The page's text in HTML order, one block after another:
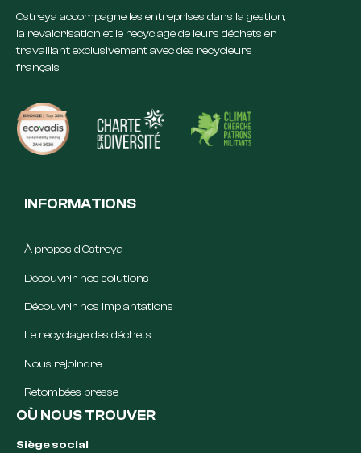
Ostreya accompagne les entreprises dans la gestion,
la revalorisation et le recyclage de leurs déchets en
travaillant exclusivement avec des recycleurs
français.
INFORMATIONS
À propos d’Ostreya
Découvrir nos solutions
Découvrir nos implantations
Le recyclage des déchets
Nous rejoindre
Retombées presse
OÙ NOUS TROUVER
Siège social